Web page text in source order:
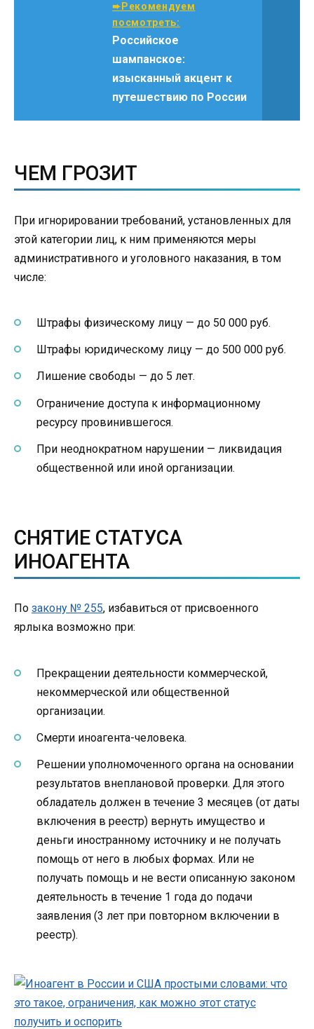
➨Рекомендуем
посмотреть:
Российское
шампанское:
изысканный акцент к
путешествию по России
ЧЕМ ГРОЗИТ
При игнорировании требований, установленных для
этой категории лиц, к ним применяются меры
административного и уголовного наказания, в том
числе:
Штрафы физическому лицу — до 50 000 руб.
Штрафы юридическому лицу — до 500 000 руб.
Лишение свободы — до 5 лет.
Ограничение доступа к информационному
ресурсу провинившегося.
При неоднократном нарушении — ликвидация
общественной или иной организации.
СНЯТИЕ СТАТУСА
ИНОАГЕНТА
По закону № 255, избавиться от присвоенного
ярлыка возможно при:
Прекращении деятельности коммерческой,
некоммерческой или общественной
организации.
Смерти иноагента-человека.
Решении уполномоченного органа на основании
результатов внеплановой проверки. Для этого
обладатель должен в течение 3 месяцев (от даты
включения в реестр) вернуть имущество и
деньги иностранному источнику и не получать
помощь от него в любых формах. Или не
получать помощь и не вести описанную законом
деятельность в течение 1 года до подачи
заявления (3 лет при повторном включении в
реестр).